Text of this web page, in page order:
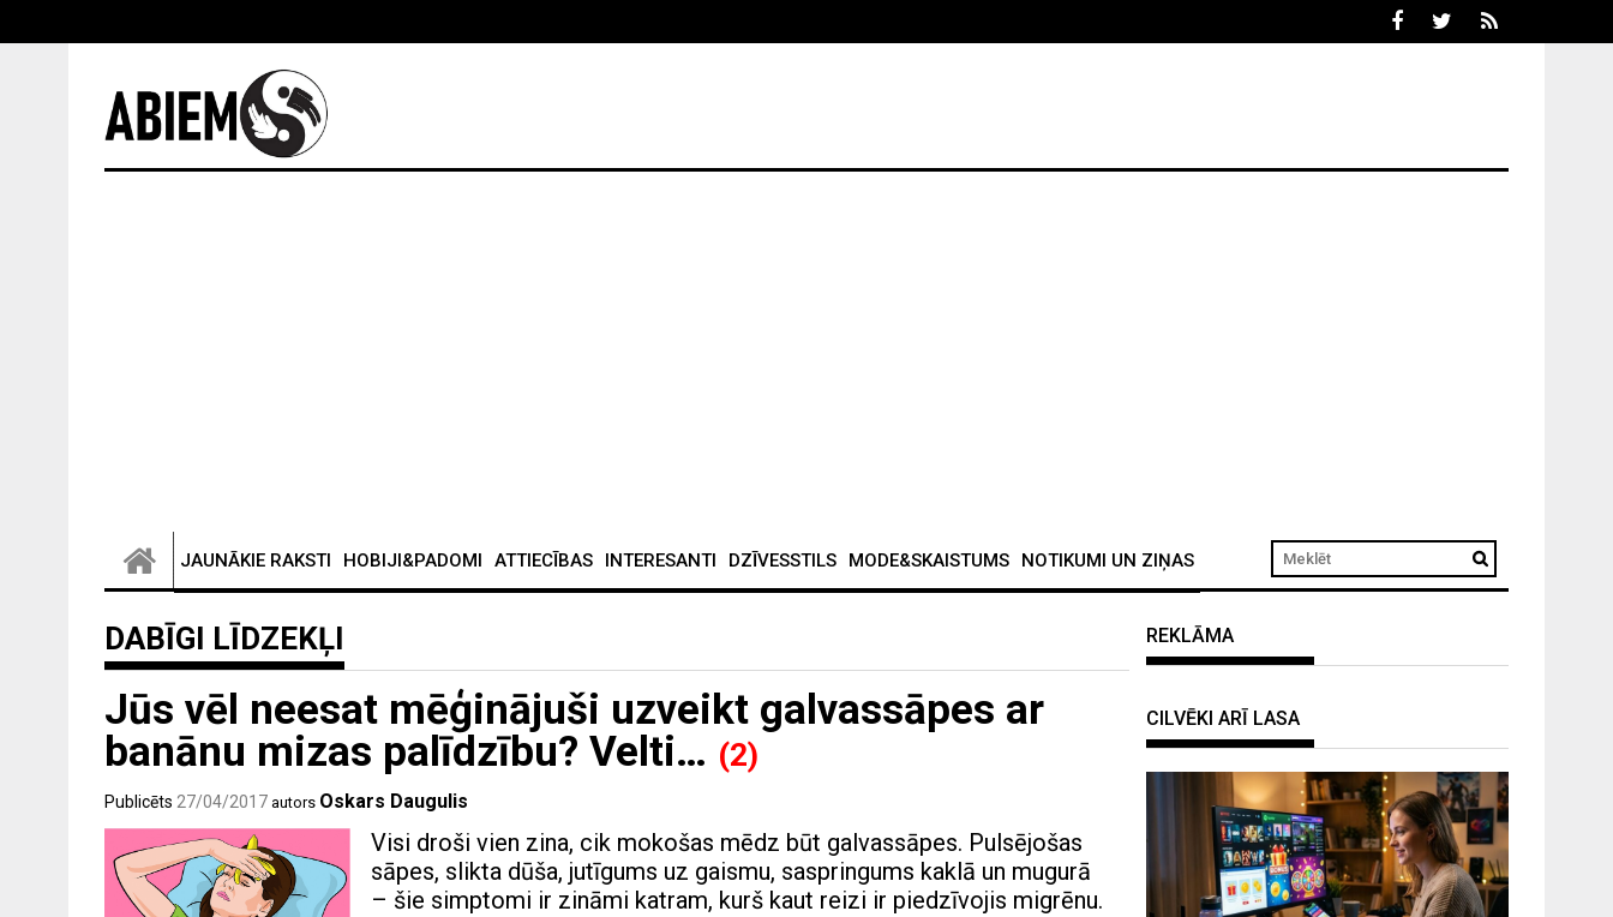
JAUNĀKIE RAKSTI HOBIJI&PADOMI ATTIECĪBAS INTERESANTI DZĪVESSTILS MODE&SKAISTUMS NOTIKUMI UN ZIŅAS
DABĪGI LĪDZEKĻI
Jūs vēl neesat mēģinājuši uzveikt galvassāpes ar
banānu mizas palīdzību? Velti… (2)
Publicēts 27/04/2017 autors Oskars Daugulis
Visi droši vien zina, cik mokošas mēdz būt galvassāpes. Pulsējošas
sāpes, slikta dūša, jutīgums uz gaismu, saspringums kaklā un mugurā
– šie simptomi ir zināmi katram, kurš kaut reizi ir piedzīvojis migrēnu.
REKLĀMA
CILVĒKI ARĪ LASA